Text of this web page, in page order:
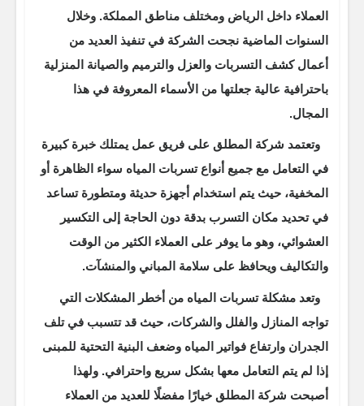
العملاء داخل الرياض ومختلف مناطق المملكة. وخلال
السنوات الماضية نجحت الشركة في تنفيذ العديد من
أعمال كشف التسربات والعزل والترميم والصيانة المنزلية
باحترافية عالية جعلتها من الأسماء المعروفة في هذا
المجال.
وتعتمد شركة المطلق على فريق عمل يمتلك خبرة كبيرة
في التعامل مع جميع أنواع تسربات المياه سواء الظاهرة أو
المخفية، حيث يتم استخدام أجهزة حديثة ومتطورة تساعد
في تحديد مكان التسرب بدقة دون الحاجة إلى التكسير
العشوائي، وهو ما يوفر على العملاء الكثير من الوقت
والتكاليف ويحافظ على سلامة المباني والمنشآت.
وتعد مشكلة تسربات المياه من أخطر المشكلات التي
تواجه المنازل والفلل والشركات، حيث قد تتسبب في تلف
الجدران وارتفاع فواتير المياه وضعف البنية التحتية للمبنى
إذا لم يتم التعامل معها بشكل سريع واحترافي. ولهذا
أصبحت شركة المطلق خيارًا مفضلًا للعديد من العملاء